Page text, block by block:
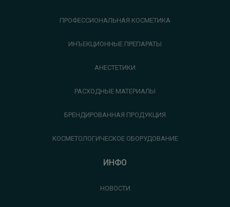
ПРОФЕССИОНАЛЬНАЯ КОСМЕТИКА
ИНЪЕКЦИОННЫЕ ПРЕПАРАТЫ
АНЕСТЕТИКИ
РАСХОДНЫЕ МАТЕРИАЛЫ
БРЕНДИРОВАННАЯ ПРОДУКЦИЯ
КОСМЕТОЛОГИЧЕСКОЕ ОБОРУДОВАНИЕ
ИНФО
НОВОСТИ